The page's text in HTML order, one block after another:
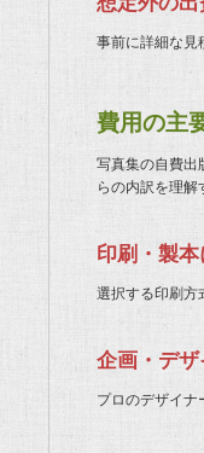
事前に詳細な見
費用の主
写真集の自費出
らの内訳を理
印刷・製
選択する印刷方
企画・デザ
プロのデザイナ